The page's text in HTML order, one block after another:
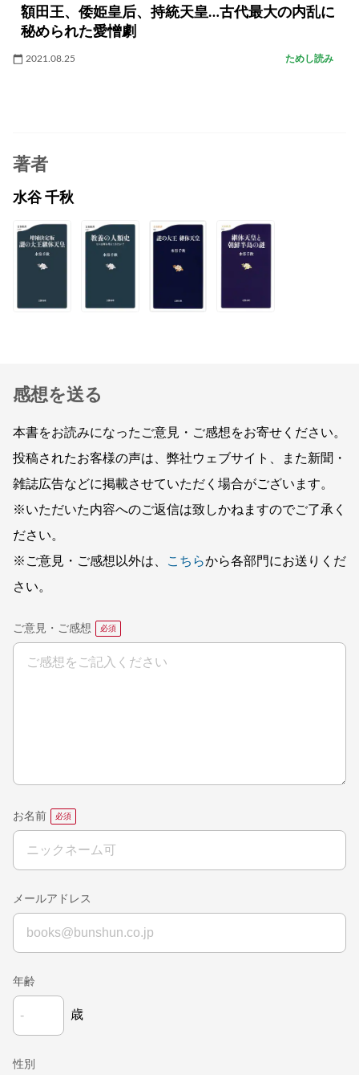
額田王、倭姫皇后、持統天皇…古代最大の内乱に
秘められた愛憎劇
2021.08.25 ためし読み
著者
水谷 千秋
感想を送る
本書をお読みになったご意見・ご感想をお寄せください。
投稿されたお客様の声は、弊社ウェブサイト、また新聞・
雑誌広告などに掲載させていただく場合がございます。
※いただいた内容へのご返信は致しかねますのでご了承く
ださい。
※ご意見・ご感想以外は、
こちらから各部門にお送りくだ
さい。
ご意見・ご感想
お名前
メールアドレス
年齢
歳
性別